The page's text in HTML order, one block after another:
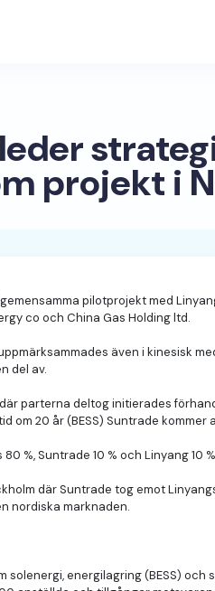
projekt i
pilotprojekt med
co och China Gas Holding ltd.
även i kinesisk
del av.
parterna deltog initierades
om 20 år (BESS) Suntrade
%, Suntrade 10 % och Linyang
där Suntrade tog emot
nordiska marknaden.
solenergi, energilagring (BESS)